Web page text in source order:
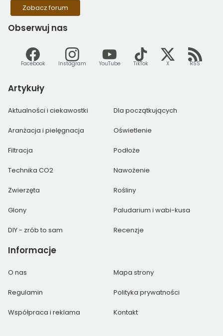
Zobacz forum
Obserwuj nas
Facebook Instagram YouTube TikTok X RSS
Artykuły
Aktualności i ciekawostki Dla początkujących
Aranżacja i pielęgnacja Oświetlenie
Filtracja Podłoże
Technika CO2 Nawożenie
Zwierzęta Rośliny
Glony Paludarium i wabi-kusa
DIY - zrób to sam Recenzje
Informacje
O nas Mapa strony
Regulamin Polityka prywatności
Współpraca i reklama Kontakt